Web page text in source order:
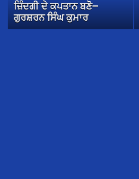
ਜ਼ਿੰਦਗੀ ਦੇ ਕਪਤਾਨ ਬਣੋ—
ਗੁਰਸ਼ਰਨ ਸਿੰਘ ਕੁਮਾਰ